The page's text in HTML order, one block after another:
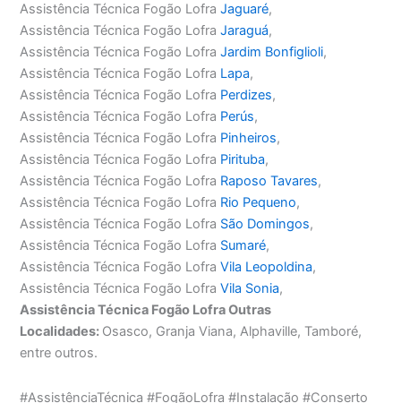
Assistência Técnica Fogão LofraJaguaré,
Assistência Técnica Fogão LofraJaraguá,
Assistência Técnica Fogão LofraJardim Bonfiglioli,
Assistência Técnica Fogão Lofra Lapa,
Assistência Técnica Fogão Lofra Perdizes,
Assistência Técnica Fogão Lofra Perús,
Assistência Técnica Fogão Lofra Pinheiros,
Assistência Técnica Fogão Lofra Pirituba,
Assistência Técnica Fogão Lofra Raposo Tavares,
Assistência Técnica Fogão Lofra Rio Pequeno,
Assistência Técnica Fogão Lofra São Domingos,
Assistência Técnica Fogão Lofra Sumaré,
Assistência Técnica Fogão LofraVila Leopoldina,
Assistência Técnica Fogão LofraVila Sonia,
Assistência Técnica Fogão Lofra Outras
Localidades: Osasco, Granja Viana, Alphaville, Tamboré,
entre outros.
#AssistênciaTécnica #FogãoLofra #Instalação #Conserto